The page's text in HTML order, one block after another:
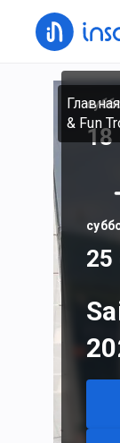
Главная
& Fun
18
25